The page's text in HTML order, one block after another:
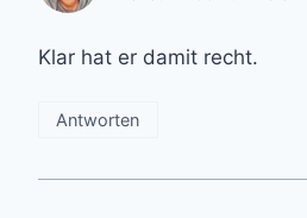
Klar hat er damit recht.
Antworten